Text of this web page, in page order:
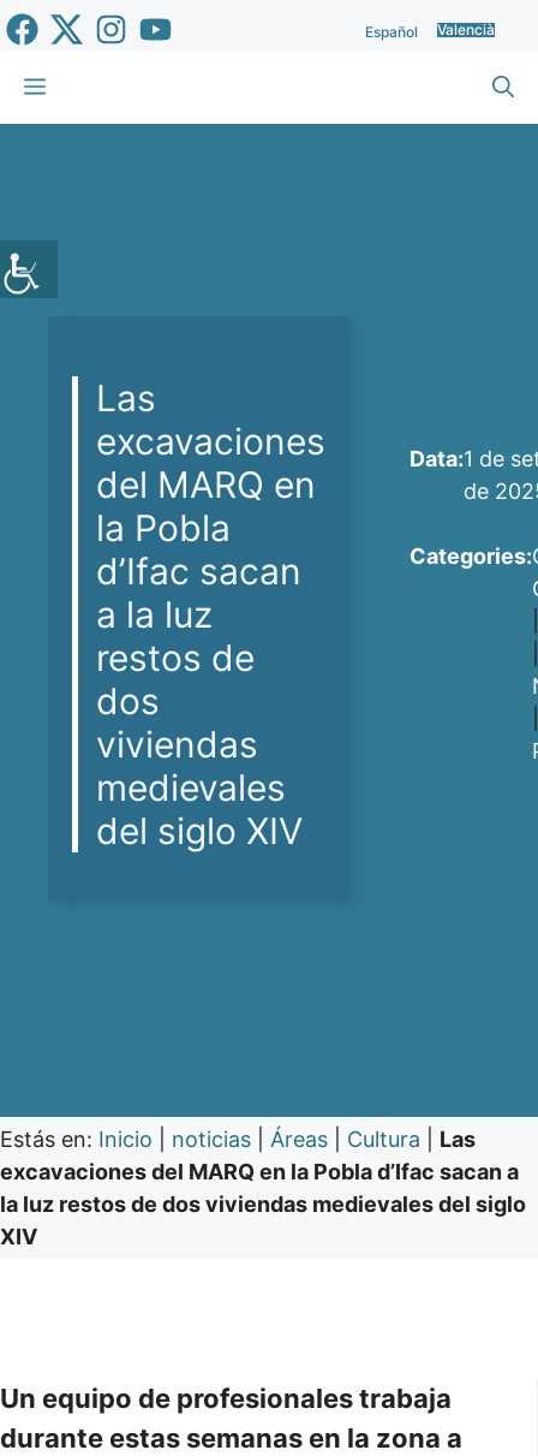
Vés
al
contingut
Español Valencià
Menu
Las
excavaciones
del MARQ en
la Pobla
d’Ifac sacan
a la luz
restos de
dos
viviendas
medievales
del siglo XIV
Data:1 de
de
Categories:
Estás en: Inicio noticias Áreas Cultura
Las
excavaciones del MARQ en la Pobla d’Ifac sacan a
la luz restos de dos viviendas medievales del siglo
XIV
Un equipo de profesionales trabaja
durante estas semanas en la zona a